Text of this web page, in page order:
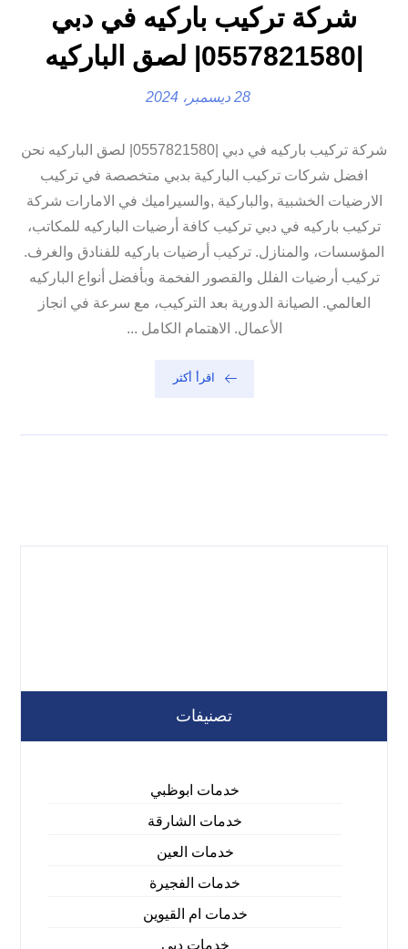
شركة تركيب باركيه في دبي
28 ديسمبر، 2024
شركة تركيب باركيه في دبي |0557821580| لصق الباركيه نحن
افضل شركات تركيب الباركية بدبي متخصصة في تركيب
الارضيات الخشبية ,والباركية ,والسيراميك في الامارات شركة
تركيب باركيه في دبي تركيب كافة أرضيات الباركيه للمكاتب،
المؤسسات، والمنازل. تركيب أرضيات باركيه للفنادق والغرف.
تركيب أرضيات الفلل والقصور الفخمة وبأفضل أنواع الباركيه
العالمي. الصيانة الدورية بعد التركيب، مع سرعة في انجاز
الأعمال. الاهتمام الكامل ...
اقرأ أكثر
تصنيفات
خدمات ابوظبي
خدمات الشارقة
خدمات العين
خدمات الفجيرة
خدمات ام القيوين
خدمات دبي